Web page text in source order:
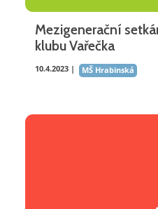
Mezigenerační
klubu Vařečka
10.4.2023 | MŠ Hrabinská